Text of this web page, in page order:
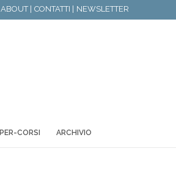
ABOUT | CONTATTI | NEWSLETTER
PER-CORSI ARCHIVIO